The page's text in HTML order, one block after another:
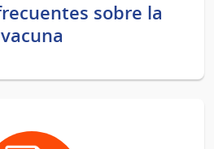
sobre la
vacuna